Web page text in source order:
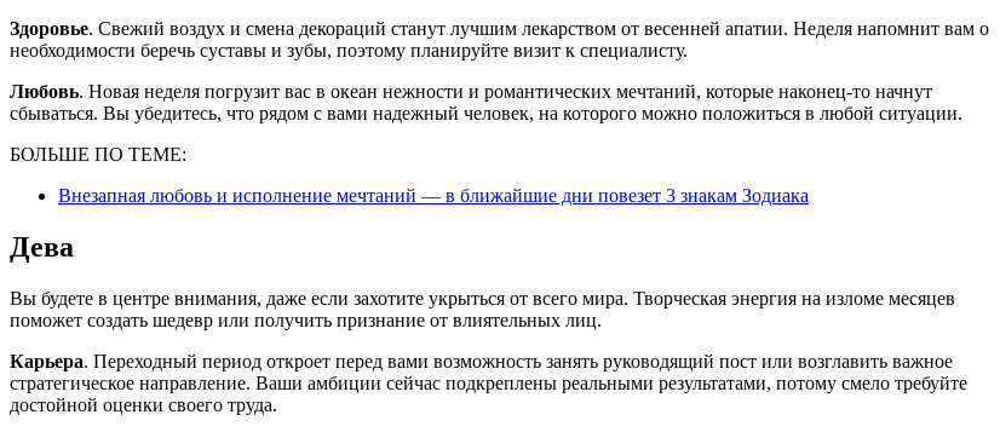
Здоровье. Свежий воздух и смена декораций станут лучшим лекарством от весенней апатии. Неделя напомнит вам о
необходимости беречь суставы и зубы, поэтому планируйте визит к специалисту.
Любовь. Новая неделя погрузит вас в океан нежности и романтических мечтаний, которые наконец-то начнут
сбываться. Вы убедитесь, что рядом с вами надежный человек, на которого можно положиться в любой ситуации.
БОЛЬШЕ ПО ТЕМЕ:
Внезапная любовь и исполнение мечтаний — в ближайшие дни повезет 3 знакам Зодиака
Дева
Вы будете в центре внимания, даже если захотите укрыться от всего мира. Творческая энергия на изломе месяцев
поможет создать шедевр или получить признание от влиятельных лиц.
Карьера. Переходный период откроет перед вами возможность занять руководящий пост или возглавить важное
стратегическое направление. Ваши амбиции сейчас подкреплены реальными результатами, потому смело требуйте
достойной оценки своего труда.